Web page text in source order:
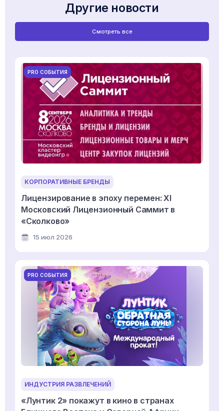
Другие новости
Смотреть все
PRO СОБЫТИЯ
КОРПОРАТИВНЫЕ БРЕНДЫ
Лицензирование в эпоху перемен: XI
Московский Лицензионный Саммит в
«Сколково»
15 июл 2026
PRO СОБЫТИЯ
ИНДУСТРИЯ РАЗВЛЕЧЕНИЙ
«Лунтик 2» покажут в кино в странах